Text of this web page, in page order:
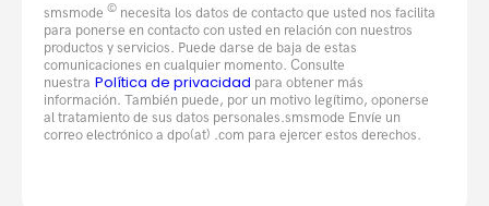
smsmode © necesita los datos de contacto que usted nos facilita
para ponerse en contacto con usted en relación con nuestros
productos y servicios. Puede darse de baja de estas
comunicaciones en cualquier momento. Consulte
nuestra Política de privacidad para obtener más
información. También puede, por un motivo legítimo, oponerse
al tratamiento de sus datos personales.smsmode Envíe un
correo electrónico a dpo(at) .com para ejercer estos derechos.